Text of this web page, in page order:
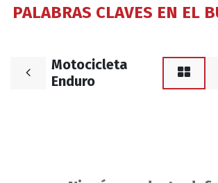
PALABRAS CLAVES EN EL
Motocicleta
Enduro